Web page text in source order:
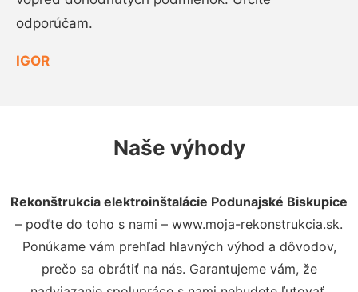
odporúčam.
IGOR
Naše výhody
Rekonštrukcia elektroinštalácie Podunajské Biskupice
– poďte do toho s nami – www.moja-rekonstrukcia.sk.
Ponúkame vám prehľad hlavných výhod a dôvodov,
prečo sa obrátiť na nás. Garantujeme vám, že